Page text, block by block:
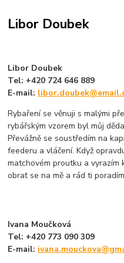
Libor Doubek
Libor Doubek
Tel: +420 724 646 889
E-mail:
Rybaření se věnuji s malými
rybářským vzorem byl můj
Převážně se soustředím na
feederu a vláčení. Když
matchovém proutku a vyrazím
obrať se na mě a rád ti
Ivana Moučková
Tel: +420 773 090 309
E-mail: